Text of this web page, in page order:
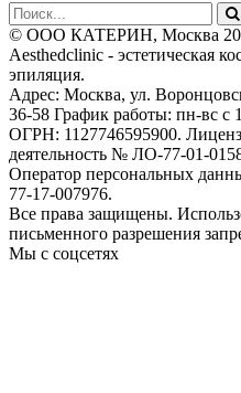
© ООО КАТЕРИН, Москва
Aesthedclinic - эстетическая
эпиляция.
Адрес: Москва, ул.
36-58 График работы: пн-вс c
ОГРН: 1127746595900.
деятельность № ЛО-77-01-
Оператор персональных
77-17-007976.
Все права защищены.
письменного разрешения
Мы с соцсетях